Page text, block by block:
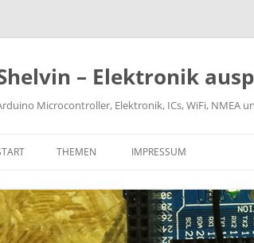
springen – Elektronik
Microcontroller, Elektronik, ICs, WiFi, NMEA
THEMEN IMPRESSUM